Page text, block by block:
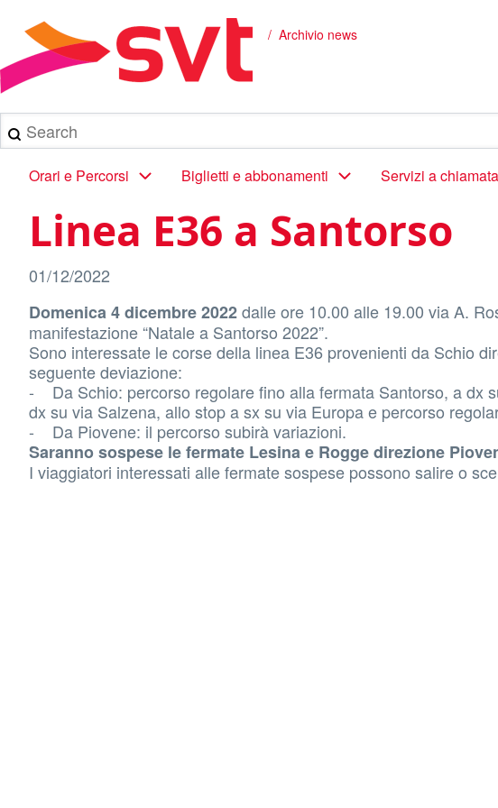
contenuto
principale
Briciole
di
pane
Archivio news
Search
Main
navigation
Orari e Percorsi Biglietti e abbonamenti Servizi a chiamata
Linea E36 a Santorso
01/12/2022
Domenica 4 dicembre 2022dalle ore 10.00 alle 19.00 via A.
manifestazione “Natale a Santorso 2022”.
Sono interessate le corse della linea E36 provenienti da Schio
seguente deviazione:
- Da Schio: percorso regolare fino alla fermata Santorso, a dx
dx su via Salzena, allo stop a sx su via Europa e percorso
- Da Piovene: il percorso subirà variazioni.
Saranno sospese le fermate Lesina e Rogge direzione
I viaggiatori interessati alle fermate sospese possono salire o